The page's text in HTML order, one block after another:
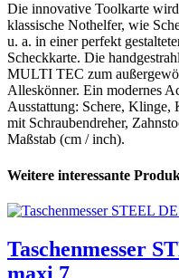
Die innovative Toolkarte
klassische Nothelfer, wie
u. a. in einer perfekt
Scheckkarte. Die
MULTI TEC zum
Alleskönner. Ein modernes
Ausstattung: Schere, Klinge,
mit Schraubendreher,
Maßstab (cm / inch).
Weitere interessante
Taschenmesser